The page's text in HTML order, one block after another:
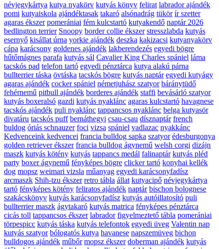
névjegykártya kutya nyakörv kutyás könyv felirat labrador ajándék
pomi kutyaiskola ajándéktasak takaró alsónadrág tükör ír szetter
agaras ékszer pomerániai fém kulcstartó kutyakendő naptár 2026
bedlington terrier Snoopy border collie ékszer stresszlabda kutyás
esernyő kisállat úrna yorkie ajándék deszka kakizacsi kutyanyakörv
cápa karácsony goldenes ajándék lakberendezés egyedi bögre
hűtőmágnes parafa kutyás sál Cavalier King Charles spániel láma
tacskós pad telefon tartó egyedi pénztárca kutya alakú párna
bullterrier táska övtáska tacskós bögre kutyás naptár egyedi kutyágy
agaras ajándék cocker spániel németjuhász szatyor báránytüdő
fehérnemű pitbull ajándék borderes ajándék staffi bevásárló szatyor
kutyás boxeralsó gazdi kutyás nyaklánc agaras kulcstartó havagnese
tacskós ajándék puli nyaklánc tappancsos nyaklánc belga kutyasör
divatáru tacskós puff bernáthegyi csau-csau dísznaptár french
buldog óriás schnauzer foci vizsa spániel vadlazac nyakkánc
Kedvenceink kedvencei francia bulldog sapka szatyor édesburgonya
golden retriever ékszer francia bulldog ágynemű welsh corgi dizájn
maszk kutyás kötény kutyás tappancs medál falinaptár kutyás pléd
party boxer ágynemű fényképes bögre clicker tartó konyhai kellék
dog mopsz weimari vizsla műanyag egyedi karácsonyfadísz
arcmaszk Shih-tzu ékszer retro tábla állat kutyacipő névjegykártya
tartó fényképes kötény feliratos ajándék naptár bischon bolognese
szakácskönyv kutyás karácsonyfadísz kutyás autóillatosító puli
bullterrier maszk ágytakaró kutyás matrica fényképes pénztárca
cicás toll tappancsos ékszer labrador figyelmeztető tábla pomerániai
törpespicc kutyás táska kutyás telefontok egyedi üveg Valentin nap
kutyás szatyor bólogatós kutya havanese napszemüveg bichon
bulldogos ajándék műbőr mopsz ékszer doberman ajándék kutyás